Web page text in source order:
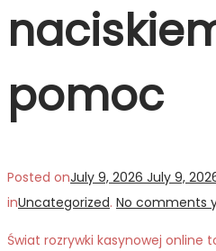
pomoc
Posted onJuly 9, 2026 July 9,
inUncategorized. No comments
Świat rozrywki kasynowej online